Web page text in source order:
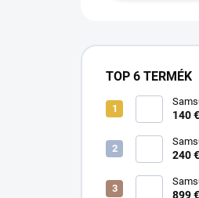
TOP 6 TERMÉK
Dual
140 €
Dual
240 €
899 €